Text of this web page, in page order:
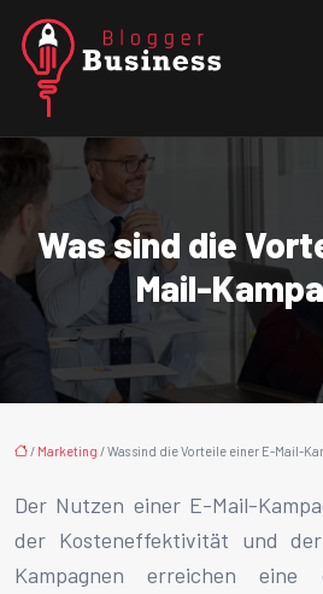
Was sind die
Mail-
/ Marketing / Was sind die Vorteile einer E-Mail-
Der Nutzen einer E-Mail-
der Kosteneffektivität und
Kampagnen erreichen eine